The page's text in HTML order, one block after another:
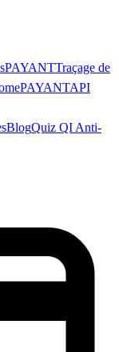
PAYANTTraçage de
PAYANTAPI
BlogQuiz QI Anti-